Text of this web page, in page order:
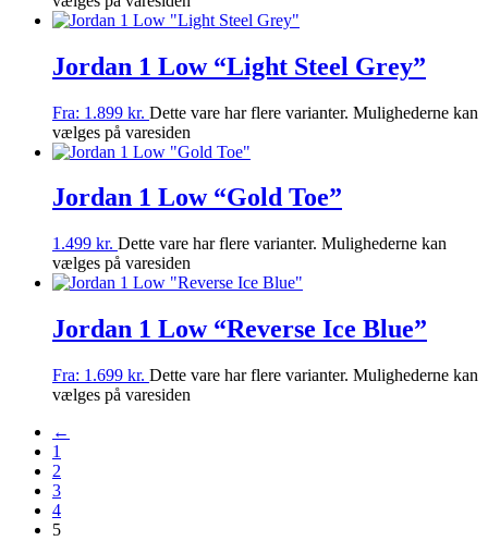
Jordan 1 Low “Light Steel Grey”
Fra: 1.899 kr. Dette vare har flere varianter. Mulighederne kan
vælges på varesiden
Jordan 1 Low “Gold Toe”
1.499 kr. Dette vare har flere varianter. Mulighederne kan
vælges på varesiden
Jordan 1 Low “Reverse Ice Blue”
Fra: 1.699 kr. Dette vare har flere varianter. Mulighederne kan
vælges på varesiden
←
1
2
3
4
5